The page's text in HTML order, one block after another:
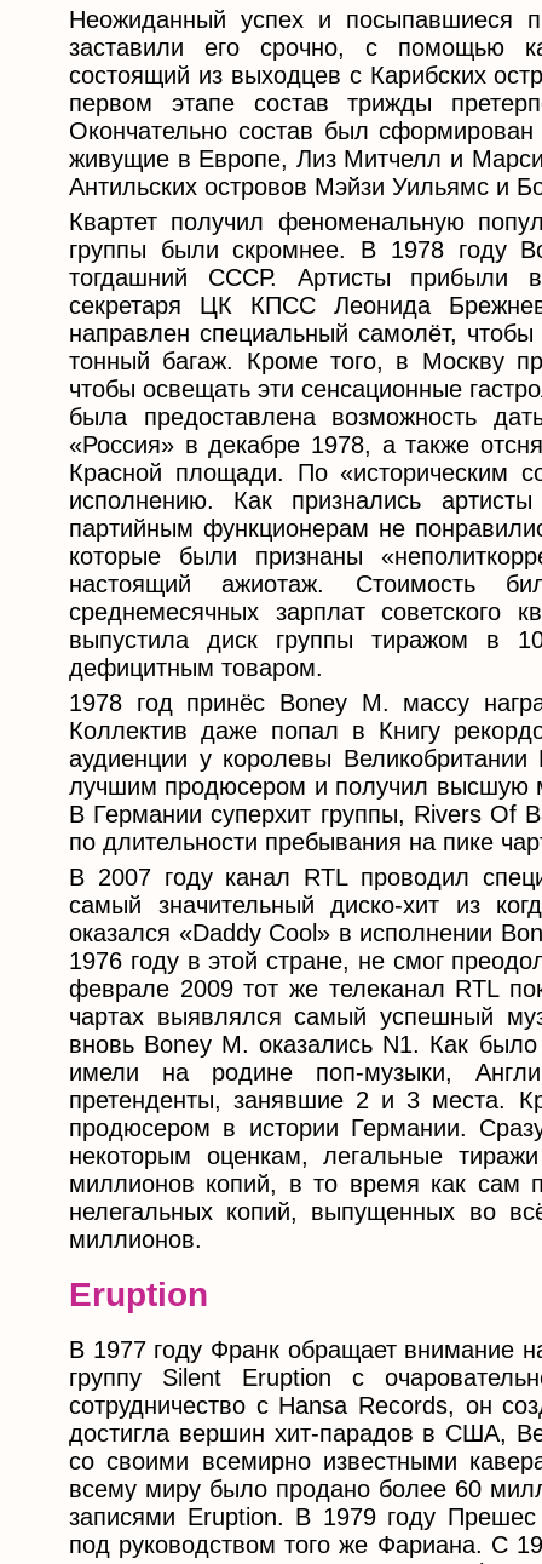
Неожиданный успех и посыпавшиеся
заставили его срочно, с помощью
состоящий из выходцев с Карибских
первом этапе состав трижды
Окончательно состав был
живущие в Европе, Лиз Митчелл и
Антильских островов Мэйзи Уильямс и
Квартет получил феноменальную
группы были скромнее. В 1978 году
тогдашний СССР. Артисты прибыли
секретаря ЦК КПСС Леонида
направлен специальный самолёт,
тонный багаж. Кроме того, в Москву
чтобы освещать эти сенсационные
была предоставлена возможность
«Россия» в декабре 1978, а также
Красной площади. По «историческим
исполнению. Как признались
партийным функционерам не
которые были признаны
настоящий ажиотаж. Стоимость
среднемесячных зарплат советского
выпустила диск группы тиражом в
дефицитным товаром.
1978 год принёс Boney M. массу
Коллектив даже попал в Книгу
аудиенции у королевы
лучшим продюсером и получил высшую
В Германии суперхит группы, Rivers Of
по длительности пребывания на пике
В 2007 году канал RTL проводил
самый значительный диско-хит из
оказался «Daddy Cool» в исполнении
1976 году в этой стране, не смог
феврале 2009 тот же телеканал RTL
чартах выявлялся самый успешный
вновь Boney M. оказались N1. Как
имели на родине поп-музыки,
претенденты, занявшие 2 и 3 места.
продюсером в истории Германии.
некоторым оценкам, легальные
миллионов копий, в то время как сам
нелегальных копий, выпущенных во
миллионов.
Eruption
В 1977 году Франк обращает внимание
группу Silent Eruption с
сотрудничество с Hansa Records, он
достигла вершин хит-парадов в США,
со своими всемирно известными
всему миру было продано более 60
записями Eruption. В 1979 году Прешес
под руководством того же Фариана. С